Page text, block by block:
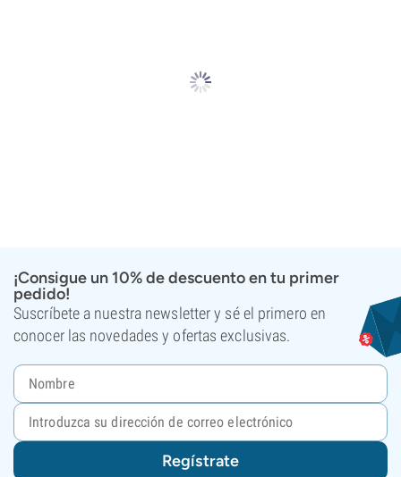
¡Consigue un 10% de descuento en tu primer
pedido!
Suscríbete a nuestra newsletter y sé el primero en
conocer las novedades y ofertas exclusivas.
Regístrate